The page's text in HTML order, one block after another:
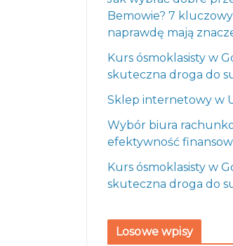
Bemowie? 7
naprawdę mają
Kurs ósmoklasisty w
skuteczna droga do
Sklep internetowy w
Wybór biura
efektywność
Kurs ósmoklasisty w
skuteczna droga do
Losowe wpisy